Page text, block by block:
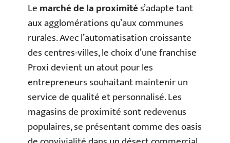
Lemarché de la proximités’adapte tant
aux agglomérations qu’aux communes
rurales. Avec l’automatisation croissante
des centres-villes, le choix d’une franchise
Proxi devient un atout pour les
entrepreneurs souhaitant maintenir un
service de qualité et personnalisé. Les
magasins de proximité sont redevenus
populaires, se présentant comme des oasis